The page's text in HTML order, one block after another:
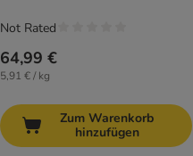
64,99 €
5,91 € / kg
Not Rated
Zum Warenkorb
hinzufügen